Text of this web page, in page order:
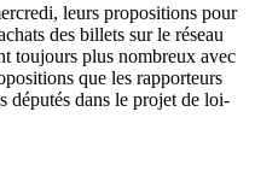
leurs propositions pour
des billets sur le réseau
toujours plus nombreux avec
que les rapporteurs
députés dans le projet de loi-